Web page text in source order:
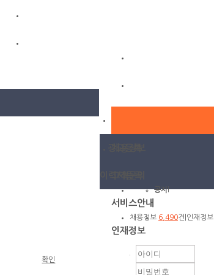
서비스안내
인재정보
공지l
채용정보 6,490건 인재정보
확인